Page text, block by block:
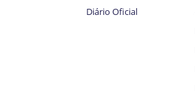
Diário Oficial